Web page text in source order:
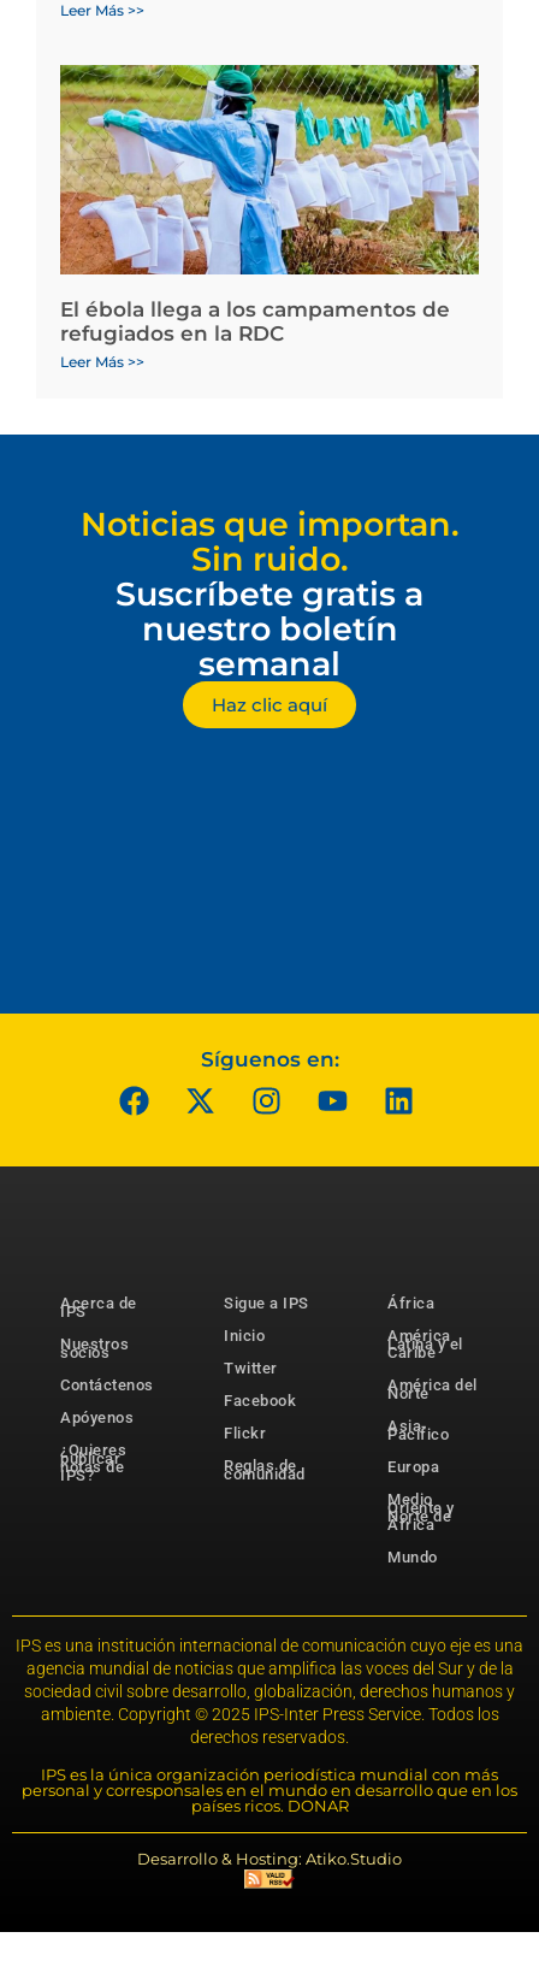
Leer Más >>
El ébola llega a los campamentos de
refugiados en la RDC
Leer Más >>
Noticias que importan.
Sin ruido.
Suscríbete gratis a
nuestro boletín
semanal
Haz clic aquí
Síguenos en:
Acerca de
IPS
Nuestros
socios
Contáctenos
Apóyenos
¿Quieres
publicar
notas de
IPS?
Sigue a IPS
Inicio
Twitter
Facebook
Flickr
Reglas de
comunidad
África
América
Latina y el
Caribe
América del
Norte
Asia-
Pacífico
Europa
Medio
Oriente y
Norte de
África
Mundo
IPS es una institución internacional de comunicación cuyo eje es una
agencia mundial de noticias que amplifica las voces del Sur y de la
sociedad civil sobre desarrollo, globalización, derechos humanos y
ambiente. Copyright © 2025 IPS-Inter Press Service. Todos los
derechos reservados.
IPS es la única organización periodística mundial con más
personal y corresponsales en el mundo en desarrollo que en los
países ricos. DONAR
Desarrollo & Hosting: Atiko.Studio